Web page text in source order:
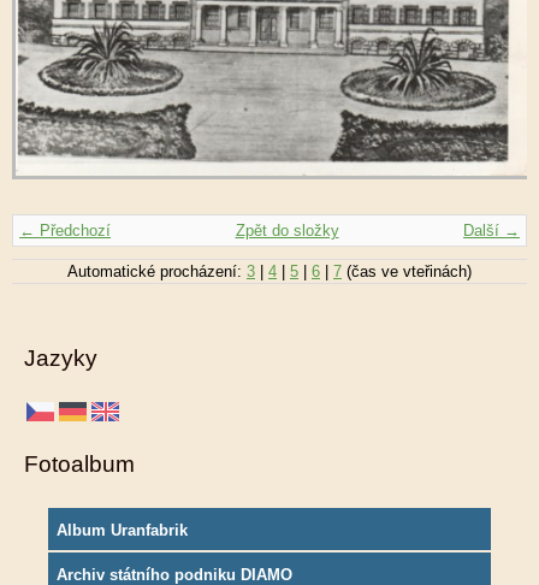
← Předchozí Další →
Zpět do složky
Automatické procházení: 3 4 5 6 7 (čas ve vteřinách)
Jazyky
Fotoalbum
Album Uranfabrik
Archiv státního podniku DIAMO